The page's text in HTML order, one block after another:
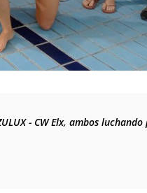
- CW Elx, ambos